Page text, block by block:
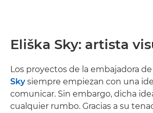
Eliška Sky: artista
Los proyectos de la embajadora
Skysiempre empiezan con una
comunicar. Sin embargo, dicha
cualquier rumbo. Gracias a su